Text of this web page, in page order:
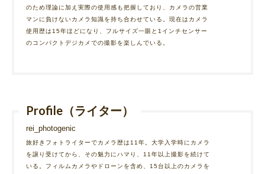
のため理論に加え実際の使用感も把握しており、カメラの営業
マンに負けないカメラ知識を持ち合わせている。現在はカメラ
使用歴は15年ほどになり、フルサイズ一眼と1インチセンサー
のコンパクトデジカメでの撮影を楽しんでいる。
Profile（ライター）
rei_photogenic
旅好きフォトライターでカメラ歴は11年。大学入学時にカメラ
を譲り受けてから、その魅力にハマり、11年以上撮影を続けて
いる。フィルムカメラやドローンを含め、15台以上のカメラを